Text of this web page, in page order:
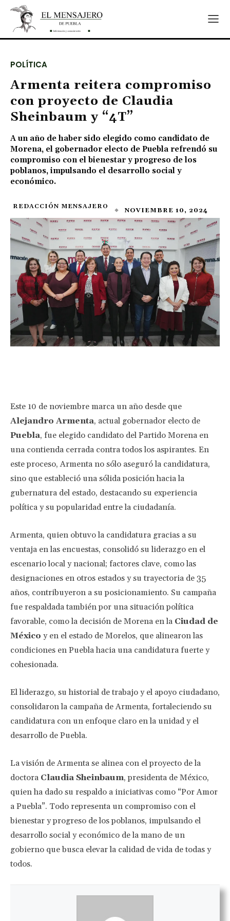
POLÍTICA
Armenta reitera compromiso
con proyecto de Claudia
Sheinbaum y “4T”
A un año de haber sido elegido como candidato de
Morena, el gobernador electo de Puebla refrendó su
compromiso con el bienestar y progreso de los
poblanos, impulsando el desarrollo social y
económico.
REDACCIÓN MENSAJERO NOVIEMBRE 10, 2024
Este 10 de noviembre marca un año desde que
Alejandro Armenta, actual gobernador electo de
Puebla, fue elegido candidato del Partido Morena en
una contienda cerrada contra todos los aspirantes. En
este proceso, Armenta no sólo aseguró la candidatura,
sino que estableció una sólida posición hacia la
gubernatura del estado, destacando su experiencia
política y su popularidad entre la ciudadanía.
Armenta, quien obtuvo la candidatura gracias a su
ventaja en las encuestas, consolidó su liderazgo en el
escenario local y nacional; factores clave, como las
designaciones en otros estados y su trayectoria de 35
años, contribuyeron a su posicionamiento. Su campaña
fue respaldada también por una situación política
favorable, como la decisión de Morena en la Ciudad de
México y en el estado de Morelos, que alinearon las
condiciones en Puebla hacia una candidatura fuerte y
cohesionada.
El liderazgo, su historial de trabajo y el apoyo ciudadano,
consolidaron la campaña de Armenta, fortaleciendo su
candidatura con un enfoque claro en la unidad y el
desarrollo de Puebla.
La visión de Armenta se alinea con el proyecto de la
doctora Claudia Sheinbaum, presidenta de México,
quien ha dado su respaldo a iniciativas como “Por Amor
a Puebla”. Todo representa un compromiso con el
bienestar y progreso de los poblanos, impulsando el
desarrollo social y económico de la mano de un
gobierno que busca elevar la calidad de vida de todas y
todos.